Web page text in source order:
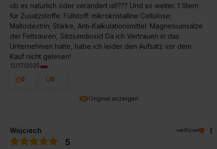
Original anzeigen
ob es natürlich oder verändert ist!??? Und so weiter. 1 Stern
für Zusatzstoffe: Füllstoff: mikrokristalline Cellulose;
Maltodextrin; Stärke, Anti-Kalkulationsmittel: Magnesiumsalze
der Fettsäuren, Siliziumdioxid Da ich Vertrauen in das
Unternehmen hatte, habe ich leider den Aufsatz vor dem
Kauf nicht gelesen!
12/17/2025
0
0
Wojciech verifiziert
5